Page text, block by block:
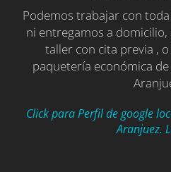
Podemos trabajar con
ni entregamos a domicilio,
taller con cita previa ,
paquetería económica
Click para Perfil de google
Aranjuez.